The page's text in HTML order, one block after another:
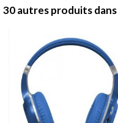
30 autres produits